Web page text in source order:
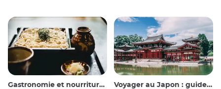
Gastronomie et nourriture japonaise Voyager au Japon : guide et conseils